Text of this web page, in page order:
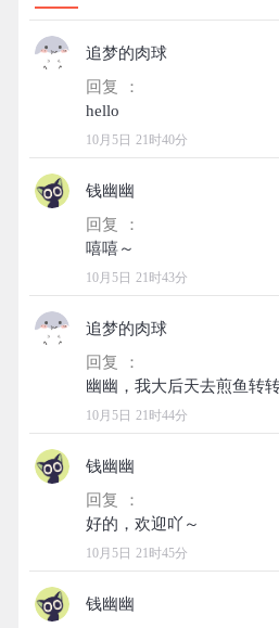
追梦的肉球
回复 ：
10月5日 21时40分
钱幽幽
回复 ：
10月5日 21时43分
追梦的肉球
回复 ：
10月5日 21时44分
钱幽幽
回复 ：
10月5日 21时45分
钱幽幽